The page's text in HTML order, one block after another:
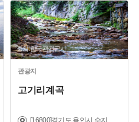
출처:한국관광공사
관광지
고기리계곡
[16800]경기도 용인시 수지구 고기동